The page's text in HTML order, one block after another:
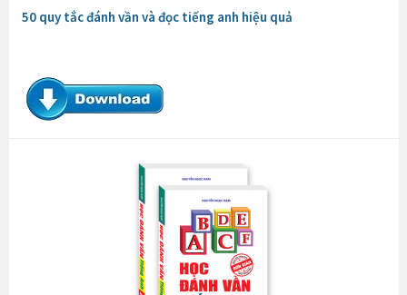
50 quy tắc đánh vần và đọc tiếng anh hiệu quả